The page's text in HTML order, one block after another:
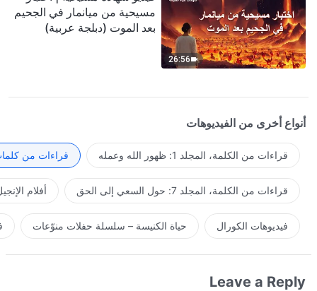
26:56
مسيحية من ميانمار في الجحيم
بعد الموت (دبلجة عربية)
أنواع أخرى من الفيديوهات
قراءات من الكلمة، المجلد 1: ظهور الله وعمله قراءات من
قراءات من الكلمة، المجلد 7: حول السعي إلى الحق أفلام
فيديوهات الكورال حياة الكنيسة – سلسلة حفلات منوّعات
Leave a Reply